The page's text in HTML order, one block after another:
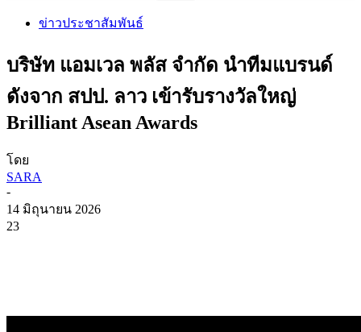
ข่าวประชาสัมพันธ์
บริษัท แอมเวล พลัส จำกัด นำทีมแบรนด์
ดังจาก สปป. ลาว เข้ารับรางวัลใหญ่
Brilliant Asean Awards
โดย
SARA
-
14 มิถุนายน 2026
23